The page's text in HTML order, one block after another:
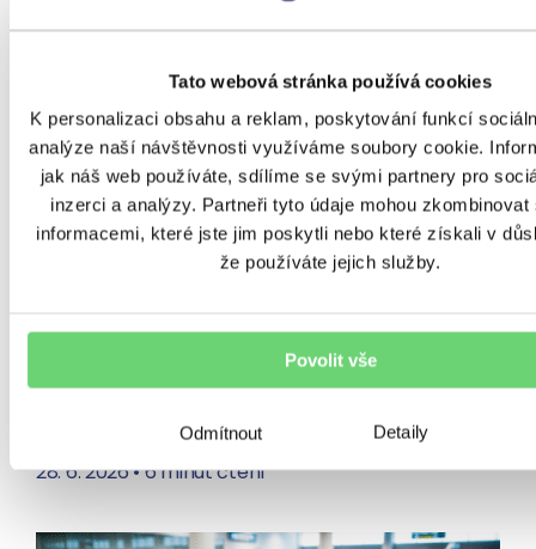
Detaily
Tato webová stránka používá cookies
K personalizaci obsahu a reklam, poskytování funkcí
analýze naší návštěvnosti využíváme soubory cookie.
jak náš web používáte, sdílíme se svými partnery pro
inzerci a analýzy. Partneři tyto údaje mohou zkombinovat
informacemi, které jste jim poskytli nebo které získali v
že používáte jejich služby.
Povolit vše
Odmítnout
RIZIKA
Dovolená zaplacená, odjezd
zrušený. Kdy pomůže
pojištění storna?
Kufry sbalené, pasy připravené, očekávání veliká. A
pak přijde něco, co vysněné dovolené hodí klacek
může cestu zrušit na poslední chvíli –…
28. 6. 2026•6 minut čtení